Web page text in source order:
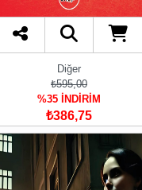
Diğer
₺595,00
%35 İNDİRİM
₺386,75